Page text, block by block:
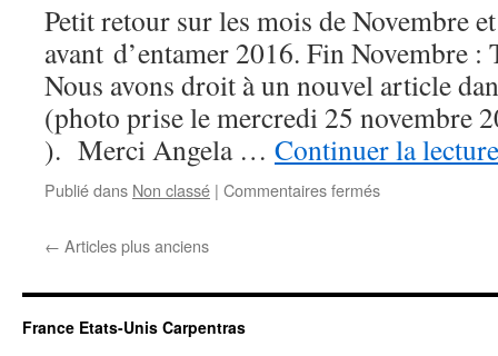
Petit retour sur les mois de Novembre
avant d’entamer 2016. Fin Novembre :
Nous avons droit à un nouvel article
(photo prise le mercredi 25 novembre
). Merci Angela … Continuer la
Publié dans Non classé | Commentaires ferméssur
← Articles plus anciens
France Etats-Unis Carpentras